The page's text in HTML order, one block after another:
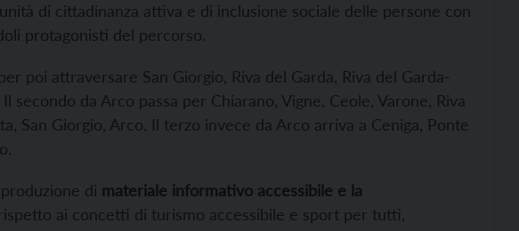
di cittadinanza attiva e di inclusione sociale delle persone con
protagonisti del percorso.
poi attraversare San Giorgio, Riva del Garda, Riva del Garda-
secondo da Arco passa per Chiarano, Vigne, Ceole, Varone, Riva
San Giorgio, Arco. Il terzo invece da Arco arriva a Ceniga, Ponte
di materiale informativo accessibile e la
rispetto ai concetti di turismo accessibile e sport per tutti,